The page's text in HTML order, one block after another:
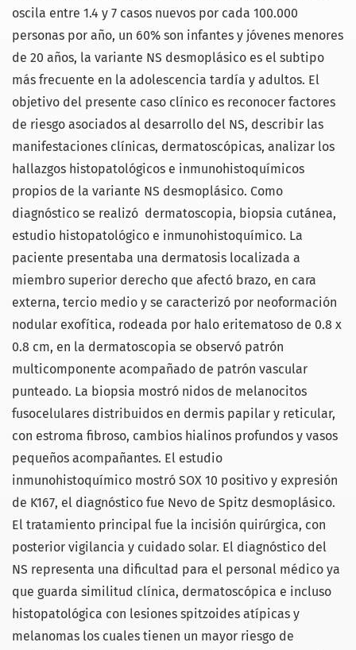
oscila entre 1.4 y 7 casos nuevos por cada 100.000
personas por año, un 60% son infantes y jóvenes menores
de 20 años, la variante NS desmoplásico es el subtipo
más frecuente en la adolescencia tardía y adultos. El
objetivo del presente caso clínico es reconocer factores
de riesgo asociados al desarrollo del NS, describir las
manifestaciones clínicas, dermatoscópicas, analizar los
hallazgos histopatológicos e inmunohistoquímicos
propios de la variante NS desmoplásico. Como
diagnóstico se realizó dermatoscopia, biopsia cutánea,
estudio histopatológico e inmunohistoquímico. La
paciente presentaba una dermatosis localizada a
miembro superior derecho que afectó brazo, en cara
externa, tercio medio y se caracterizó por neoformación
nodular exofítica, rodeada por halo eritematoso de 0.8 x
0.8 cm, en la dermatoscopia se observó patrón
multicomponente acompañado de patrón vascular
punteado. La biopsia mostró nidos de melanocitos
fusocelulares distribuidos en dermis papilar y reticular,
con estroma fibroso, cambios hialinos profundos y vasos
pequeños acompañantes. El estudio
inmunohistoquímico mostró SOX 10 positivo y expresión
de K167, el diagnóstico fue Nevo de Spitz desmoplásico.
El tratamiento principal fue la incisión quirúrgica, con
posterior vigilancia y cuidado solar. El diagnóstico del
NS representa una dificultad para el personal médico ya
que guarda similitud clínica, dermatoscópica e incluso
histopatológica con lesiones spitzoides atípicas y
melanomas los cuales tienen un mayor riesgo de